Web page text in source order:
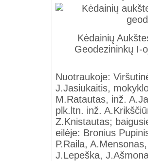
Kėdainių
Geodezininkų I-
Nuotraukoje:
J.Jasiukaitis,
M.Ratautas, inž.
plk.ltn. inž.
Z.Knistautas;
eilėje: Bronius
P.Raila,
J.Lepeška,